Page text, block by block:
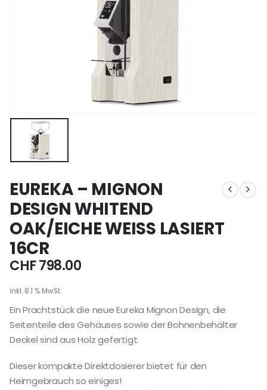
EUREKA – MIGNON
DESIGN WHITEND
OAK/EICHE WEISS LASIERT
16CR
CHF798.00
inkl. 8.1 % MwSt.
Ein Prachtstück die neue Eureka Mignon Design, die
Seitenteile des Gehäuses sowie der Bohnenbehälter
Deckel sind aus Holz gefertigt.
Dieser kompakte Direktdosierer bietet für den
Heimgebrauch so einiges!